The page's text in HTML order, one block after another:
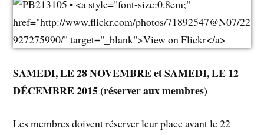
SAMEDI, LE 28 NOVEMBRE et SAMEDI, LE 12
DÉCEMBRE 2015 (réserver aux membres)
Les membres doivent réserver leur place avant le 22